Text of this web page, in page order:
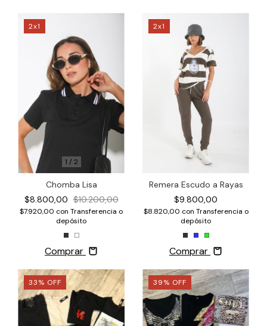
1 / 2
2x1
Chomba Lisa
$8.800,00 $10.200,00
$7.920,00 con Transferencia o
depósito
Comprar
2x1
Remera Escudo a Rayas
$9.800,00
$8.820,00 con Transferencia o
depósito
Comprar
33% OFF 39% OFF